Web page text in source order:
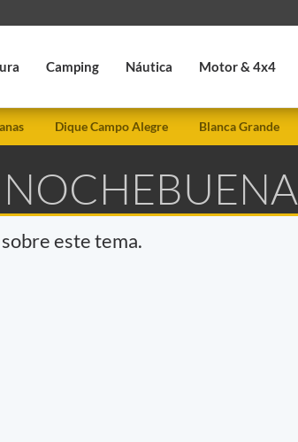
Camping Náutica Motor & 4x4
Dique Campo Alegre Blanca Grande
este tema.